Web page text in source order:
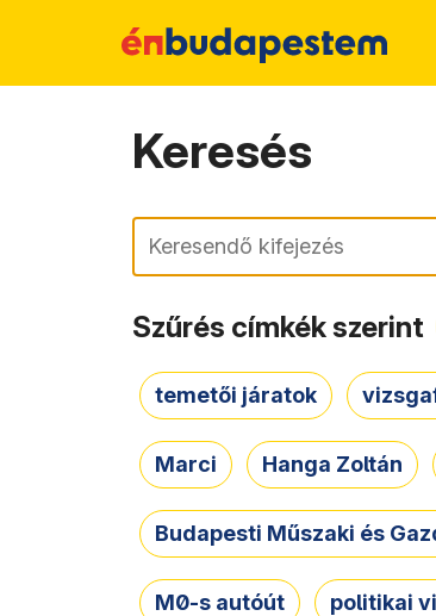
Keresés
Keresés
Szűrés címkék szerint
temetői járatok
Marci Hanga Zoltán
Budapesti Műszaki és
M0-s autóút politikai